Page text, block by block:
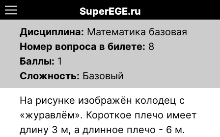
SuperEGE.ru
Дисциплина: Математика базовая
Номер вопроса в билете: 8
Баллы: 1
Сложность: Базовый
На рисунке изображён колодец с
«журавлём». Короткое плечо имеет
длину 3 м, а длинное плечо - 6 м.